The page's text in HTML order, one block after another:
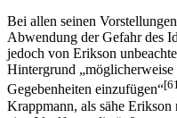
Bei allen seinen
Abwendung der Gefahr des
jedoch von Erikson
Hintergrund
Gegebenheiten einzufügen“
Krappmann, als sähe Erikson